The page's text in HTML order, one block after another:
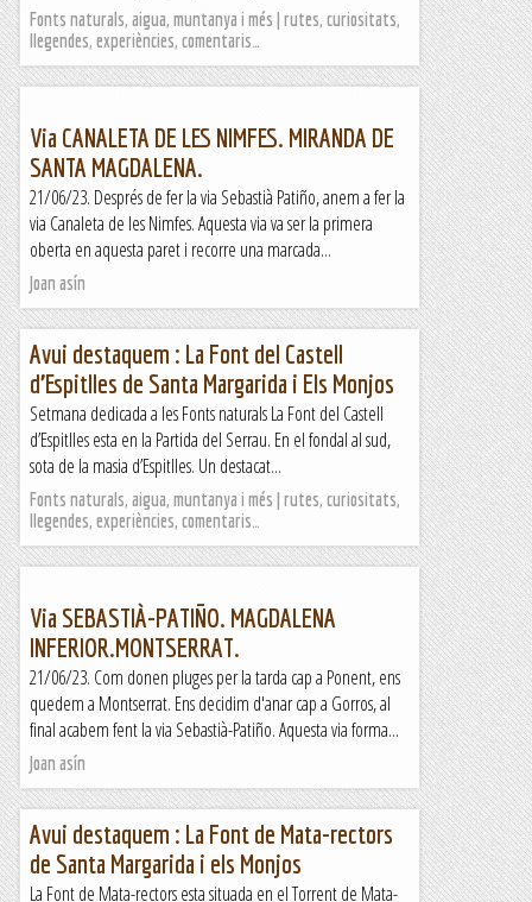
Fonts naturals, aigua, muntanya i més | rutes, curiositats,
llegendes, experiències, comentaris…
Via CANALETA DE LES NIMFES. MIRANDA DE
SANTA MAGDALENA.
21/06/23. Després de fer la via Sebastià Patiño, anem a fer la
via Canaleta de les Nimfes. Aquesta via va ser la primera
oberta en aquesta paret i recorre una marcada...
Joan asín
Avui destaquem : La Font del Castell
d’Espitlles de Santa Margarida i Els Monjos
Setmana dedicada a les Fonts naturals La Font del Castell
d’Espitlles esta en la Partida del Serrau. En el fondal al sud,
sota de la masia d’Espitlles. Un destacat...
Fonts naturals, aigua, muntanya i més | rutes, curiositats,
llegendes, experiències, comentaris…
Via SEBASTIÀ-PATIÑO. MAGDALENA
INFERIOR.MONTSERRAT.
21/06/23. Com donen pluges per la tarda cap a Ponent, ens
quedem a Montserrat. Ens decidim d'anar cap a Gorros, al
final acabem fent la via Sebastià-Patiño. Aquesta via forma...
Joan asín
Avui destaquem : La Font de Mata-rectors
de Santa Margarida i els Monjos
La Font de Mata-rectors esta situada en el Torrent de Mata-